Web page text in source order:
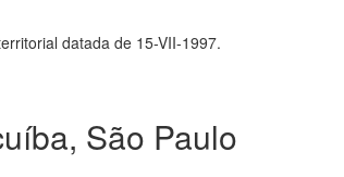
datada de 15-VII-1997.
São Paulo